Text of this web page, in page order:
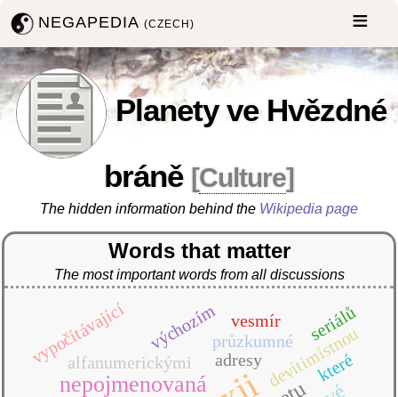
NEGAPEDIA(CZECH)
Planety ve Hvězdné
bráně [Culture]
The hidden information behind the Wikipedia page
Words that matter
The most important words from all discussions
nepojmenovaná
adresy
alfanumerickými devítimístnou
které
průzkumné seriálů
vesmír
vypočítávající výchozím